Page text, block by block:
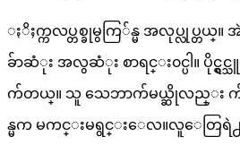
ႏိႈက္ကလပ္တစ္ခုမွကြ်န္မ အလုပ္လုပ္တယ္။
ခ်ာဆံုး အလွဆံုး စာရင္း၀င္ပါ။ ပိုင္
က်တယ္။ သူ သေဘာက်မယ္ဆိုလည္း က်
န္မက မကင္းမရွင္းေလ။လူေတြ